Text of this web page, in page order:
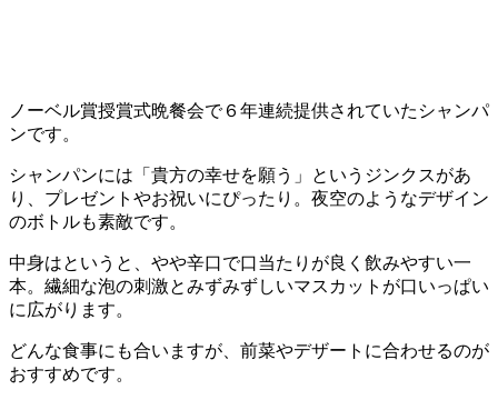
ノーベル賞授賞式晩餐会で６年連続提供されていたシャンパ
ンです。
シャンパンには「貴方の幸せを願う」というジンクスがあ
り、プレゼントやお祝いにぴったり。夜空のようなデザイン
のボトルも素敵です。
中身はというと、やや辛口で口当たりが良く飲みやすい一
本。繊細な泡の刺激とみずみずしいマスカットが口いっぱい
に広がります。
どんな食事にも合いますが、前菜やデザートに合わせるのが
おすすめです。